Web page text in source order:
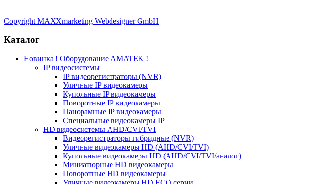
Copyright MAXXmarketing Webdesigner GmbH
Каталог
Новинка ! Оборудование AMATEK !
IP видеосистемы
IP видеорегистраторы (NVR)
Уличные IP видеокамеры
Купольные IP видеокамеры
Поворотные IP видеокамеры
Панорамные IP видеокамеры
Специальные видеокамеры IP
HD видеосистемы AHD/CVI/TVI
Видеорегистраторы гибридные (NVR)
Уличные видеокамеры HD (AHD/CVI/TVI)
Купольные видеокамеры HD (AHD/CVI/TVI/аналог)
Миниатюрные HD видеокамеры
Поворотные HD видеокамеры